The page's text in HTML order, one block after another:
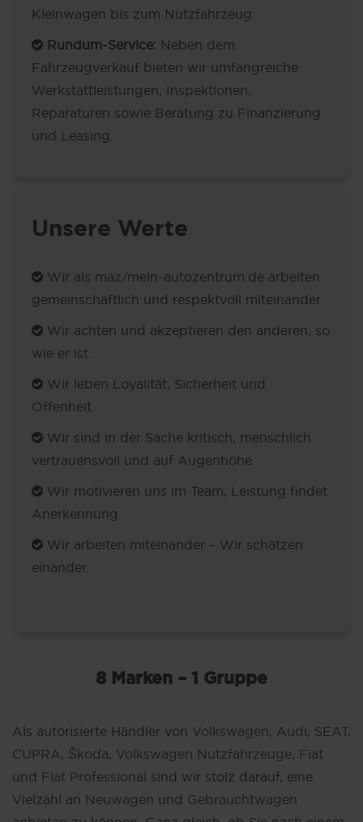
Kleinwagen bis zum Nutzfahrzeug.
Rundum-Service: Neben dem
Fahrzeugverkauf bieten wir umfangreiche
Werkstattleistungen, Inspektionen,
Reparaturen sowie Beratung zu Finanzierung
und Leasing.
Unsere Werte
Wir als maz/mein-autozentrum.de arbeiten
gemeinschaftlich und respektvoll miteinander.
Wir achten und akzeptieren den anderen, so
wie er ist.
Wir leben Loyalität, Sicherheit und
Offenheit.
Wir sind in der Sache kritisch, menschlich
vertrauensvoll und auf Augenhöhe.
Wir motivieren uns im Team, Leistung findet
Anerkennung.
Wir arbeiten miteinander – Wir schätzen
einander.
8 Marken – 1 Gruppe
Als autorisierte Händler von Volkswagen, Audi, SEAT,
CUPRA, Škoda, Volkswagen Nutzfahrzeuge, Fiat
und Fiat Professional sind wir stolz darauf, eine
Vielzahl an Neuwagen und Gebrauchtwagen